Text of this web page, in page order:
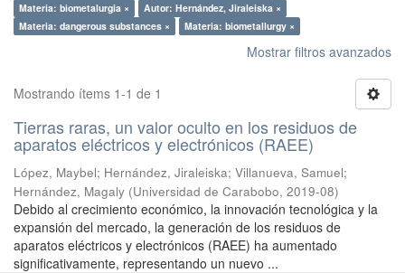
Materia: biometalurgia ×
Autor: Hernández, Jiraleiska ×
Materia: dangerous substances ×
Materia: biometallurgy ×
Mostrar filtros avanzados
Mostrando ítems 1-1 de 1
Tierras raras, un valor oculto en los residuos de
aparatos eléctricos y electrónicos (RAEE)
López, Maybel; Hernández, Jiraleiska; Villanueva, Samuel;
Hernández, Magaly (Universidad de Carabobo, 2019-08)
Debido al crecimiento económico, la innovación tecnológica y la
expansión del mercado, la generación de los residuos de
aparatos eléctricos y electrónicos (RAEE) ha aumentado
significativamente, representando un nuevo ...